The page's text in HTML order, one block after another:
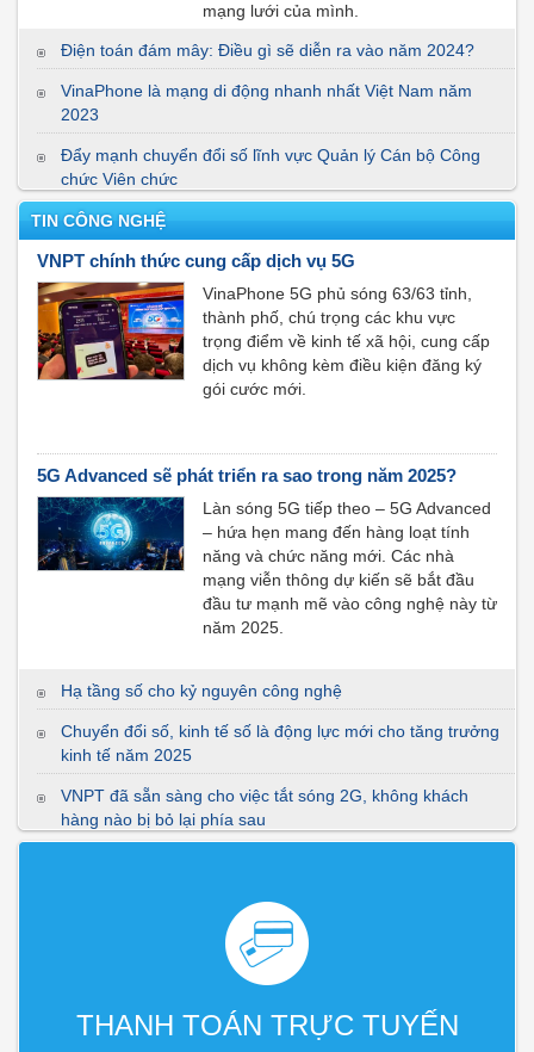
mạng lưới của mình.
Điện toán đám mây: Điều gì sẽ diễn ra vào năm 2024?
VinaPhone là mạng di động nhanh nhất Việt Nam năm
2023
Đẩy mạnh chuyển đổi số lĩnh vực Quản lý Cán bộ Công
chức Viên chức
VNPT - Tiên phong cung cấp chữ ký số bằng phương thức
điện tử
Sắp diễn ra Diễn đàn quốc gia Phát triển doanh nghiệp
công nghệ số Việt Nam lần thứ tư
Doanh nghiệp hoạt động hiệu quả hơn nhờ chọn nhà cung
cấp hóa đơn điện tử uy tín
TIN CÔNG NGHỆ
VNPT chính thức cung cấp dịch vụ 5G
VinaPhone 5G phủ sóng 63/63 tỉnh,
thành phố, chú trọng các khu vực
trọng điểm về kinh tế xã hội, cung cấp
dịch vụ không kèm điều kiện đăng ký
gói cước mới.
5G Advanced sẽ phát triển ra sao trong năm 2025?
Làn sóng 5G tiếp theo – 5G Advanced
– hứa hẹn mang đến hàng loạt tính
năng và chức năng mới. Các nhà
mạng viễn thông dự kiến sẽ bắt đầu
đầu tư mạnh mẽ vào công nghệ này từ
năm 2025.
Hạ tầng số cho kỷ nguyên công nghệ
Chuyển đổi số, kinh tế số là động lực mới cho tăng trưởng
kinh tế năm 2025
VNPT đã sẵn sàng cho việc tắt sóng 2G, không khách
hàng nào bị bỏ lại phía sau
Những dấu ấn phát triển của VNPT Money trong năm 2022
Đưa cáp quang, điện đến 266 thôn, bản trong năm 2023
THANH TOÁN TRỰC TUYẾN